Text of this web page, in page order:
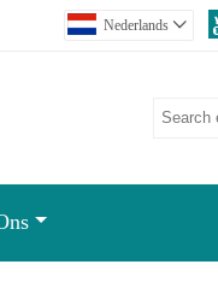
Nederlands 